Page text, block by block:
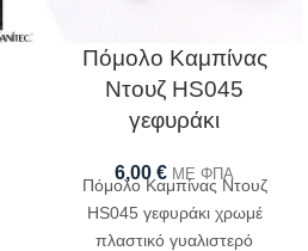
Πόμολο Καμπίνας
Ντουζ HS045
γεφυράκι
6,00 € ΜΕ ΦΠΑ
Πόμολο Καμπίνας Ντουζ
HS045 γεφυράκι χρωμέ
πλαστικό γυαλιστερό